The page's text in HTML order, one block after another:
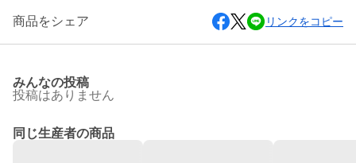
商品をシェア リンクをコピー
みんなの投稿
投稿はありません
同じ生産者の商品